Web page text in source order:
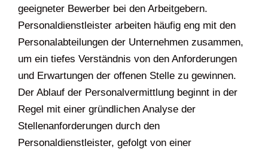
geeigneter Bewerber bei den Arbeitgebern.
Personaldienstleister arbeiten häufig eng mit den
Personalabteilungen der Unternehmen zusammen,
um ein tiefes Verständnis von den Anforderungen
und Erwartungen der offenen Stelle zu gewinnen.
Der Ablauf der Personalvermittlung beginnt in der
Regel mit einer gründlichen Analyse der
Stellenanforderungen durch den
Personaldienstleister, gefolgt von einer